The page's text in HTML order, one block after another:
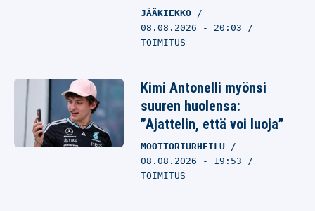
JÄÄKIEKKO
08.08.2026 - 20:03
TOIMITUS
Kimi Antonelli myönsi
suuren huolensa:
”Ajattelin, että voi luoja”
MOOTTORIURHEILU
08.08.2026 - 19:53
TOIMITUS